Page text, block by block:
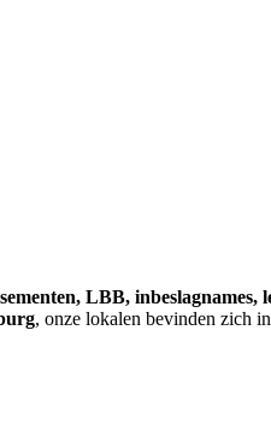
LBB, inbeslagnames,
, onze lokalen bevinden zich